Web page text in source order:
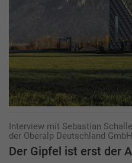
Interview mit Sebastian
der Oberalp Deutschland GmbH
Der Gipfel ist erst der